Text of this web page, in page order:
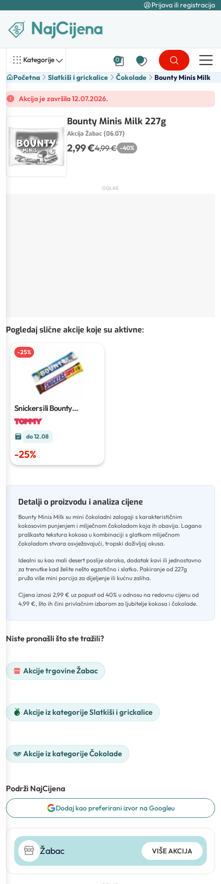
Prijava ili registracija
Kategorije 0
Početna Slatkiši i grickalice Čokolade Bounty Minis Milk
Akcija je završila 12.07.2026.
Bounty Minis Milk 227g
Akcija Žabac (06.07)
2,99 €4,99 € -40%
OGLAS
Pogledaj slične akcije koje su aktivne:
-25%
Snickers ili Bounty
čokoladni desert
do 12.08
-25%
Detalji o proizvodu i analiza cijene
Bounty Minis Milk su mini čokoladni zalogaji s karakterističnim
kokosovim punjenjem i mliječnom čokoladom koja ih obavija. Lagano
praškasta tekstura kokosa u kombinaciji s glatkom mliječnom
čokoladom stvara osvježavajući, tropski doživljaj okusa.
Idealni su kao mali desert poslije obroka, dodatak kavi ili jednostavno
za trenutke kad želite nešto egzotično i slatko. Pakiranje od 227g
pruža više mini porcija za dijeljenje ili kućnu zaliha.
Cijena iznosi 2,99 € uz popust od 40% u odnosu na redovnu cijenu od
4,99 €, što ih čini privlačnim izborom za ljubitelje kokosa i čokolade.
Niste pronašli što ste tražili?
Akcije trgovine Žabac
Akcije iz kategorije Slatkiši i grickalice
Akcije iz kategorije Čokolade
Podrži NajCijena
Dodaj kao preferirani izvor na Googleu
Žabac VIŠE AKCIJA